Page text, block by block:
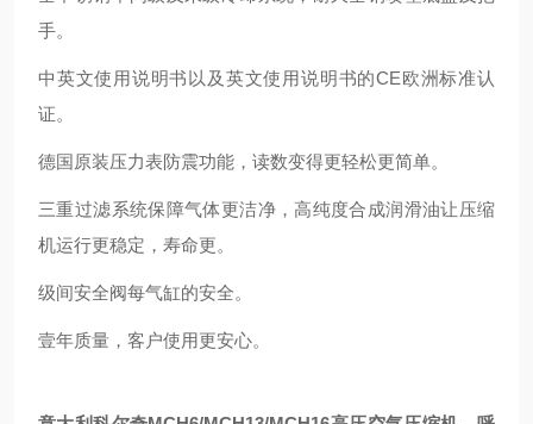
手。
中英文使用说明书以及英文使用说明书的CE欧洲标准认
证。
德国原装压力表防震功能，读数变得更轻松更简单。
三重过滤系统保障气体更洁净，高纯度合成润滑油让压缩
机运行更稳定，寿命更。
级间安全阀每气缸的安全。
壹年质量，客户使用更安心。